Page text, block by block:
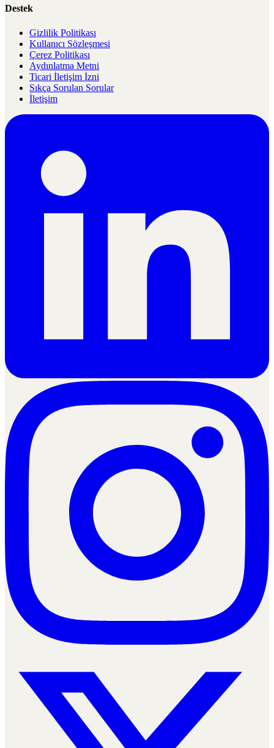
Destek
Gizlilik Politikası
Kullanıcı Sözleşmesi
Çerez Politikası
Aydınlatma Metni
Ticari İletişim İzni
Sıkça Sorulan Sorular
İletişim